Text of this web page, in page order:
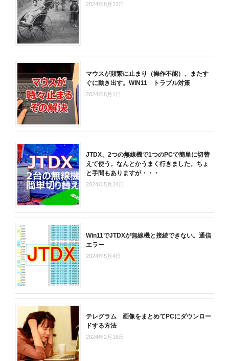
2024年8月22日
マウスが頻繁に止まり（操作不能）、またす
ぐに動き出す。WIN11 トラブル対策
2024年8月1日
JTDX、2つの無線機で1つのPCで簡単に切替
えて使う。なんとかうまく行きました。ちょ
と手間もありますが・・・
2024年5月24日
Win11でJTDXが無線機と接続できない。通信
エラー
2024年5月4日
テレグラム 画像をまとめてPCにダウンロー
ドする方法
2024年2月16日